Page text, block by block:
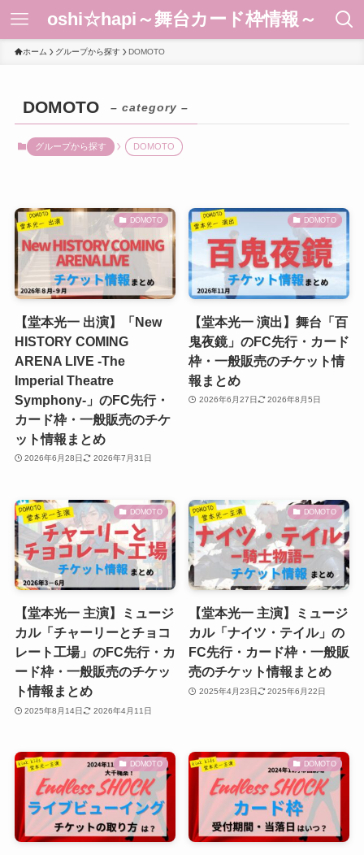
oshi☆hapi～舞台カード枠情報～
ホーム グループから探す DOMOTO
DOMOTO – category –
グループから探す DOMOTO
DOMOTO
【堂本光一 出演】「New
HISTORY COMING
ARENA LIVE -The
Imperial Theatre
Symphony-」のFC先行・
カード枠・一般販売のチケ
ット情報まとめ
2026年6月28日 2026年7月31日
DOMOTO
【堂本光一 演出】舞台「百
鬼夜鏡」のFC先行・カード
枠・一般販売のチケット情
報まとめ
2026年6月27日 2026年8月5日
DOMOTO
【堂本光一 主演】ミュージ
カル「チャーリーとチョコ
レート工場」のFC先行・カ
ード枠・一般販売のチケッ
ト情報まとめ
2025年8月14日 2026年4月11日
DOMOTO
【堂本光一 主演】ミュージ
カル「ナイツ・テイル」の
FC先行・カード枠・一般販
売のチケット情報まとめ
2025年4月23日 2025年6月22日
DOMOTO DOMOTO